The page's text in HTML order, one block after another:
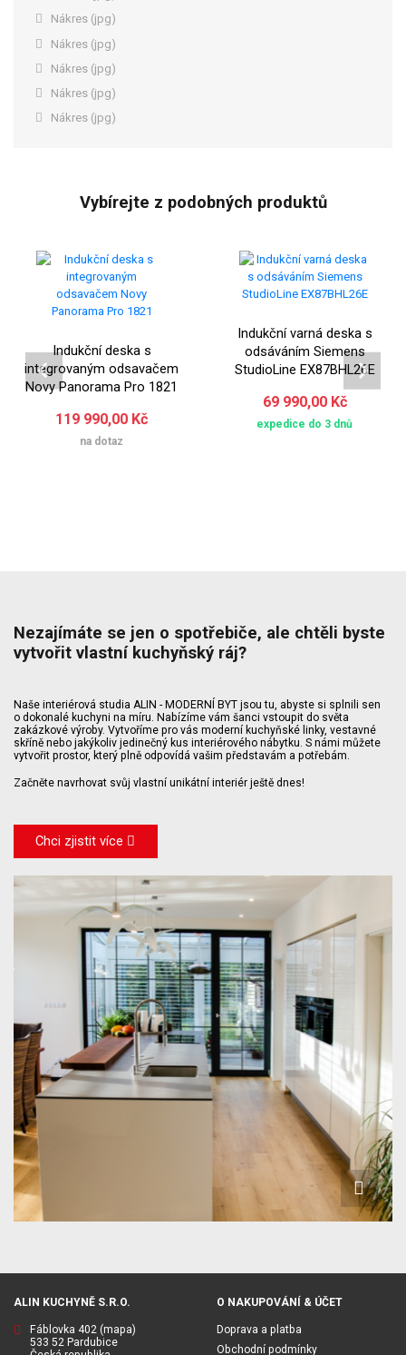
Nákres (jpg)
Nákres (jpg)
Nákres (jpg)
Nákres (jpg)
Nákres (jpg)
Vybírejte z podobných produktů
Indukční deska s
integrovaným odsavačem
Novy Panorama Pro 1821
119 990,00 Kč
na dotaz
Indukční varná deska s
odsáváním Siemens
StudioLine EX87BHL26E
69 990,00 Kč
expedice do 3 dnů
Nezajímáte se jen o spotřebiče, ale chtěli byste
vytvořit vlastní kuchyňský ráj?
Naše interiérová studia ALIN - MODERNÍ BYT jsou tu, abyste si splnili sen
o dokonalé kuchyni na míru. Nabízíme vám šanci vstoupit do světa
zakázkové výroby. Vytvoříme pro vás moderní kuchyňské linky, vestavné
skříně nebo jakýkoliv jedinečný kus interiérového nábytku. S námi můžete
vytvořit prostor, který plně odpovídá vašim představám a potřebám.
Začněte navrhovat svůj vlastní unikátní interiér ještě dnes!
Chci zjistit více
ALIN KUCHYNĚ S.R.O.
Fáblovka 402 (mapa)
533 52 Pardubice
O NAKUPOVÁNÍ & ÚČET
Doprava a platba
Obchodní podmínky